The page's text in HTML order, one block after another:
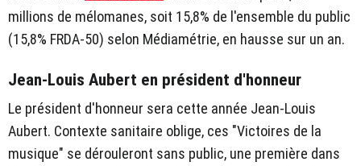
millions de mélomanes, soit 15,8% de l'ensemble du public
(15,8% FRDA-50) selon Médiamétrie, en hausse sur un an.
Jean-Louis Aubert en président d'honneur
Le président d'honneur sera cette année Jean-Louis
Aubert. Contexte sanitaire oblige, ces "Victoires de la
musique" se dérouleront sans public, une première dans